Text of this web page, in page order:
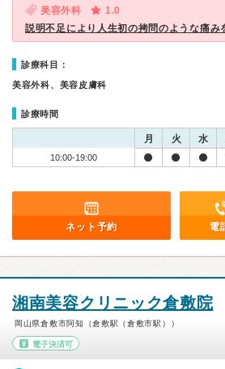
美容外科
1.0
説明不足により人生初の拷問のような痛み
診療科目：
美容外科、美容皮膚科
診療時間
月 火 水
10:00-19:00
ネット予約 電
湘南美容クリニック倉敷院
岡山県倉敷市阿知（倉敷駅（倉敷市駅））
電子決済可